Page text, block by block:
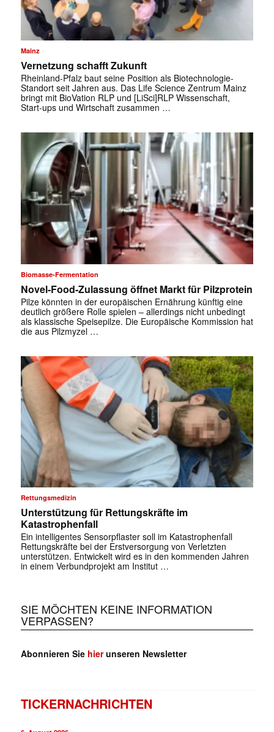
✕
Mainz
Vernetzung schafft Zukunft
Rheinland-Pfalz baut seine Position als Biotechnologie-
Standort seit Jahren aus. Das Life Science Zentrum Mainz
bringt mit BioVation RLP und [LiSci]RLP Wissenschaft,
Start-ups und Wirtschaft zusammen …
Biomasse-Fermentation
Novel-Food-Zulassung öffnet Markt für Pilzprotein
Pilze könnten in der europäischen Ernährung künftig eine
deutlich größere Rolle spielen – allerdings nicht unbedingt
als klassische Speisepilze. Die Europäische Kommission hat
die aus Pilzmyzel …
Rettungsmedizin
Unterstützung für Rettungskräfte im
Katastrophenfall
Ein intelligentes Sensorpflaster soll im Katastrophenfall
Rettungskräfte bei der Erstversorgung von Verletzten
unterstützen. Entwickelt wird es in den kommenden Jahren
in einem Verbundprojekt am Institut …
SIE MÖCHTEN KEINE INFORMATION
VERPASSEN?
Abonnieren Sie hierunseren Newsletter
TICKERNACHRICHTEN